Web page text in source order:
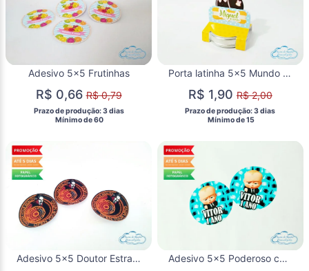
Adesivo 5x5 Frutinhas
R$ 0,66R$ 0,79
Prazo de produção: 3 dias
  Mínimo de 60
Porta latinha 5x5 Mundo bita
R$ 1,90R$ 2,00
Prazo de produção: 3 dias
  Mínimo de 15
Adesivo 5x5 Doutor Estranho Adesivo 5x5 Poderoso chefinho